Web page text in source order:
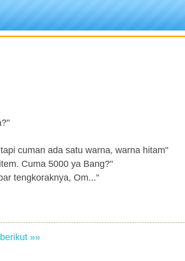
cuman ada satu warna, warna hitam"
Cuma 5000 ya Bang?"
tengkoraknya, Om..."
berikut »»